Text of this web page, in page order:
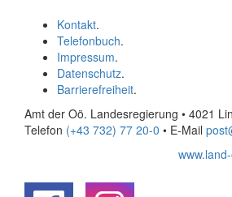
Kontakt.
Telefonbuch.
Impressum.
Datenschutz.
Barrierefreiheit.
Amt der Oö. Landesregierung • 4021
Telefon (+43 732) 77 20-0 • E-Mail